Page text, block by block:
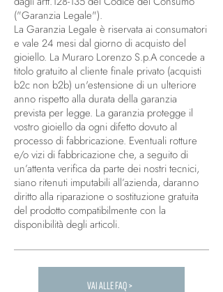
("Garanzia Legale").
La Garanzia Legale è riservata ai consumatori
e vale 24 mesi dal giorno di acquisto del
gioiello. La Muraro Lorenzo S.p.A concede a
titolo gratuito al cliente finale privato (acquisti
b2c non b2b) un'estensione di un ulteriore
anno rispetto alla durata della garanzia
prevista per legge. La garanzia protegge il
vostro gioiello da ogni difetto dovuto al
processo di fabbricazione. Eventuali rotture
e/o vizi di fabbricazione che, a seguito di
un’attenta verifica da parte dei nostri tecnici,
siano ritenuti imputabili all’azienda, daranno
diritto alla riparazione o sostituzione gratuita
del prodotto compatibilmente con la
disponibilità degli articoli.
Carica altre FAQ...
VAI ALLE FAQ >